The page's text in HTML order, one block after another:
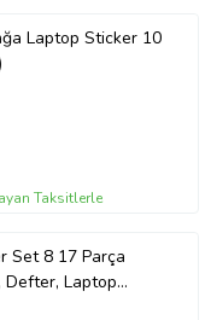
Laptop Sticker 10
Taksitlerle
Set 8 17 Parça
Laptop